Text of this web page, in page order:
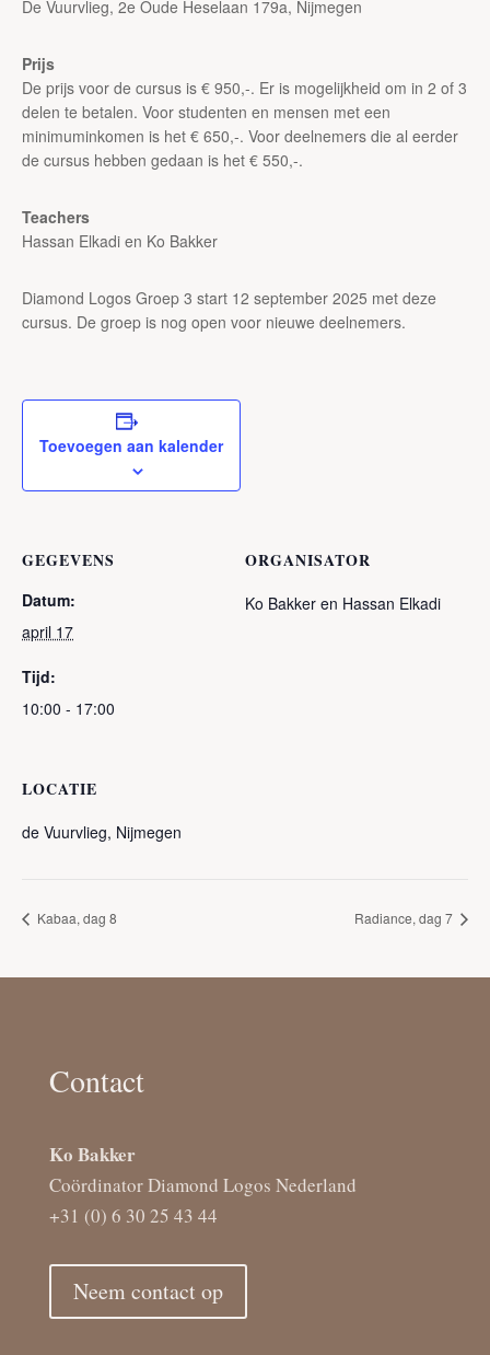
De Vuurvlieg, 2e Oude Heselaan 179a, Nijmegen
Prijs
De prijs voor de cursus is € 950,-. Er is mogelijkheid om in 2 of 3
delen te betalen. Voor studenten en mensen met een
minimuminkomen is het € 650,-. Voor deelnemers die al eerder
de cursus hebben gedaan is het € 550,-.
Teachers
Hassan Elkadi en Ko Bakker
Diamond Logos Groep 3 start 12 september 2025 met deze
cursus. De groep is nog open voor nieuwe deelnemers.
Toevoegen aan kalender
GEGEVENS
Datum:
april 17
Tijd:
10:00 - 17:00
ORGANISATOR
Ko Bakker en Hassan Elkadi
LOCATIE
de Vuurvlieg, Nijmegen
Kabaa, dag 8 Radiance, dag 7
Contact
Ko Bakker
Coördinator Diamond Logos Nederland
+31 (0) 6 30 25 43 44
Neem contact op